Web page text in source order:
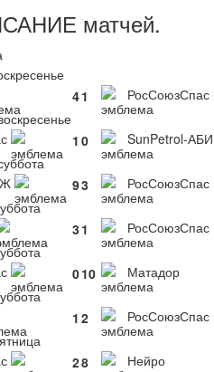
матчей.
41 РосСоюзСпас
1 0 SunPetrol-АБИ
93 РосСоюзСпас
31 РосСоюзСпас
010 Матадор
1 2 РосСоюзСпас
28 Нейро